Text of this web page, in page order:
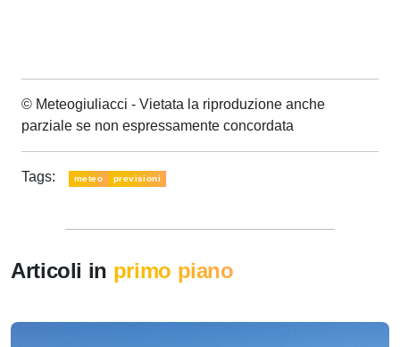
© Meteogiuliacci - Vietata la riproduzione anche
parziale se non espressamente concordata
Tags: meteo previsioni
Articoli in primo piano